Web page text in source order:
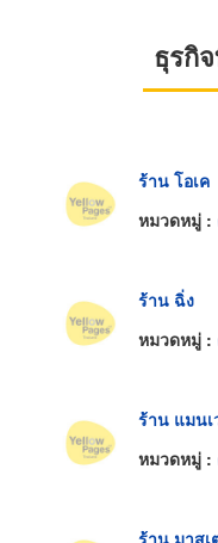
ธุรกิ
ร้าน โอเค
หมวดหมู่ :
ร้าน ฉิ่ง
หมวดหมู่ :
ร้าน แมนเ
หมวดหมู่ :
ร้าน มาสเ